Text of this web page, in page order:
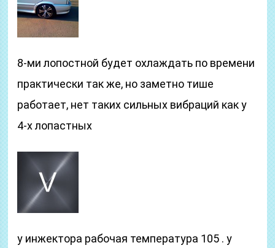
8-ми лопостной будет охлаждать по времени
практически так же, но заметно тише
работает, нет таких сильных вибраций как у
4-х лопастных
у инжектора рабочая температура 105 . у